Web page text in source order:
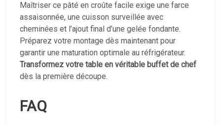
Maîtriser ce pâté en croûte facile exige une farce
assaisonnée, une cuisson surveillée avec
cheminées et l’ajout final d’une gelée fondante.
Préparez votre montage dès maintenant pour
garantir une maturation optimale au réfrigérateur.
Transformez votre table en véritable buffet de chef
dès la première découpe.
FAQ